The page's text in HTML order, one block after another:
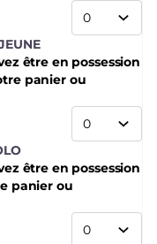
être en possession
panier ou
être en possession
panier ou